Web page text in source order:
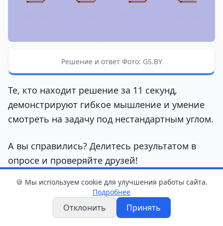
Решение и ответ Фото: GS.BY
Те, кто находит решение за 11 секунд,
демонстрируют гибкое мышление и умение
смотреть на задачу под нестандартным углом.
А вы справились? Делитесь результатом в
опросе и проверяйте друзей!
📖 Читайте также
Головоломка на 10 секунд: переставьте одну
🍪 Мы используем cookie для улучшения работы сайта.
Подробнее
Отклонить Принять